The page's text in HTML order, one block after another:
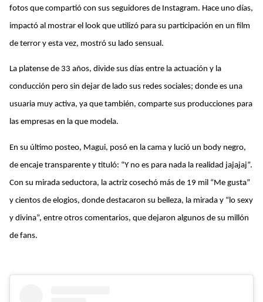
fotos que compartió con sus seguidores de Instagram. Hace uno días,
impactó al mostrar el look que utilizó para su participación en un film
de terror y esta vez, mostró su lado sensual.
La platense de 33 años, divide sus días entre la actuación y la
conducción pero sin dejar de lado sus redes sociales; donde es una
usuaria muy activa, ya que también, comparte sus producciones para
las empresas en la que modela.
En su último posteo, Magui, posó en la cama y lució un body negro,
de encaje transparente y tituló: “Y no es para nada la realidad jajajaj”.
Con su mirada seductora, la actriz cosechó más de 19 mil “Me gusta”
y cientos de elogios, donde destacaron su belleza, la mirada y “lo sexy
y divina”, entre otros comentarios, que dejaron algunos de su millón
de fans.